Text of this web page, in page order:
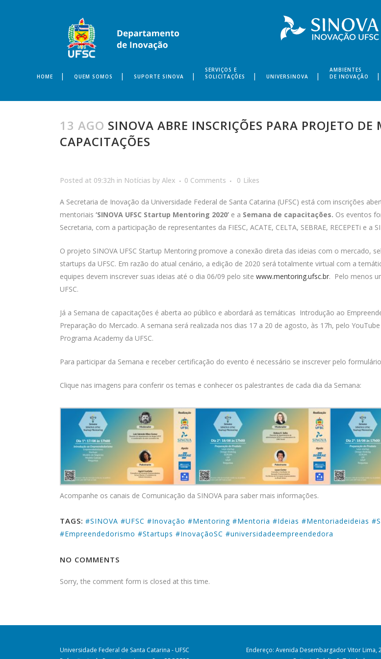
HOME QUEM SOMOS SUPORTE SINOVA
SERVIÇOS E
SOLICITAÇÕES
UNIVERSINOVA
AMBIENTES
DE INOVAÇÃO
13 AGO SINOVA ABRE INSCRIÇÕES PARA PROJETO
CAPACITAÇÕES
Posted at 09:32h in Notícias by Alex 0 Comments 0 Likes
A Secretaria de Inovação da Universidade Federal de Santa Catarina (UFSC) está com inscrições
mentoriais ‘SINOVA UFSC Startup Mentoring 2020’ e a Semana de capacitações. Os eventos
Secretaria, com a participação de representantes da FIESC, ACATE, CELTA, SEBRAE, RECEPETi e a
O projeto SINOVA UFSC Startup Mentoring promove a conexão direta das ideias com o mercado,
startups da UFSC. Em razão do atual cenário, a edição de 2020 será totalmente virtual com a
equipes devem inscrever suas ideias até o dia 06/09 pelo site www.mentoring.ufsc.br. Pelo menos
UFSC.
Já a Semana de capacitações é aberta ao público e abordará as temáticas Introdução ao
Preparação do Mercado. A semana será realizada nos dias 17 a 20 de agosto, às 17h, pelo
Programa Academy da UFSC.
Para participar da Semana e receber certificação do evento é necessário se inscrever pelo
Clique nas imagens para conferir os temas e conhecer os palestrantes de cada dia da Semana:
Acompanhe os canais de Comunicação da SINOVA para saber mais informações.
TAGS: #SINOVA #UFSC #Inovação #Mentoring #Mentoria #Ideias #Mentoriadeideias
#Empreendedorismo #Startups #InovaçãoSC #universidadeempreendedora
NO COMMENTS
Sorry, the comment form is closed at this time.
Universidade Federal de Santa Catarina - UFSC
Endereço: Avenida Desembargador Vitor Lima,